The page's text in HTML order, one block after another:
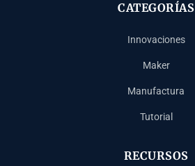
CATEGORÍAS
Innovaciones
Maker
Manufactura
Tutorial
RECURSOS